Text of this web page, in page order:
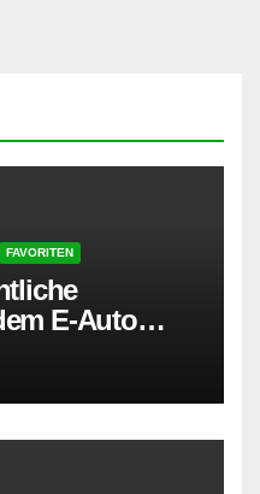
FAVORITEN
E-Auto